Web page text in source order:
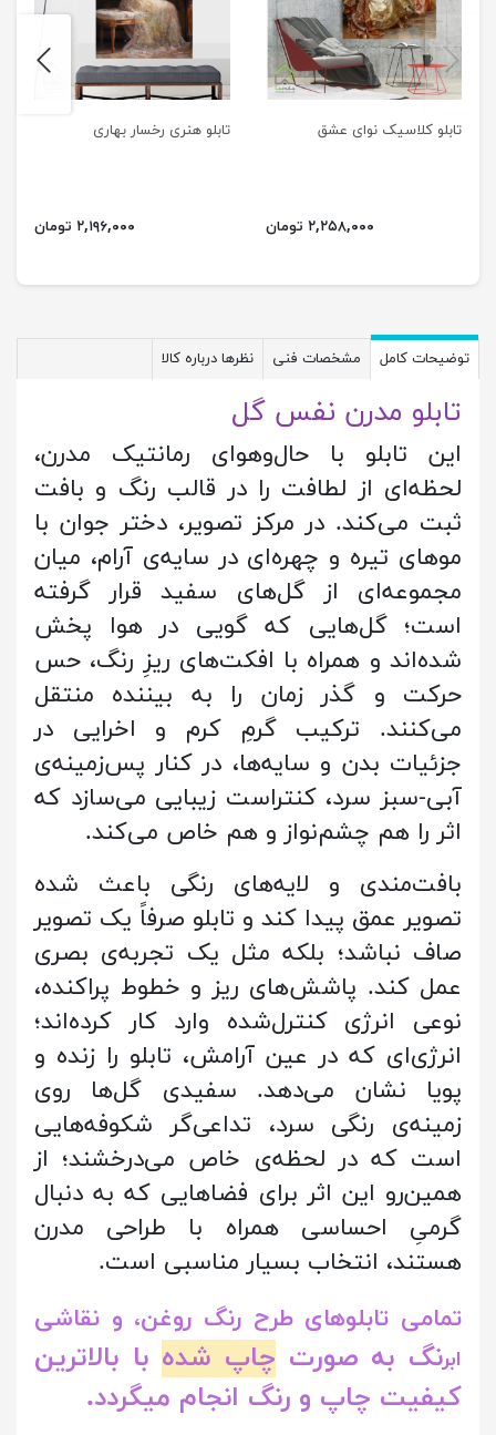
تابلو کلاسیک نوای عشق
۲,۲۵۸,۰۰۰ تومان
تابلو هنری رخسار بهاری
۲,۱۹۶,۰۰۰ تومان
previus
توضیحات کامل مشخصات فنی نظرها درباره کالا
تابلو مدرن نفس گل
این تابلو با حال‌وهوای رمانتیک مدرن،
لحظه‌ای از لطافت را در قالب رنگ و بافت
ثبت می‌کند. در مرکز تصویر، دختر جوان با
موهای تیره و چهره‌ای در سایه‌ی آرام، میان
مجموعه‌ای از گل‌های سفید قرار گرفته
است؛ گل‌هایی که گویی در هوا پخش
شده‌اند و همراه با افکت‌های ریزِ رنگ، حس
حرکت و گذر زمان را به بیننده منتقل
می‌کنند. ترکیب گرمِ کرم و اخرایی در
جزئیات بدن و سایه‌ها، در کنار پس‌زمینه‌ی
آبی-سبز سرد، کنتراست زیبایی می‌سازد که
اثر را هم چشم‌نواز و هم خاص می‌کند.
بافت‌مندی و لایه‌های رنگی باعث شده
تصویر عمق پیدا کند و تابلو صرفاً یک تصویر
صاف نباشد؛ بلکه مثل یک تجربه‌ی بصری
عمل کند. پاشش‌های ریز و خطوط پراکنده،
نوعی انرژی کنترل‌شده وارد کار کرده‌اند؛
انرژی‌ای که در عین آرامش، تابلو را زنده و
پویا نشان می‌دهد. سفیدی گل‌ها روی
زمینه‌ی رنگی سرد، تداعی‌گر شکوفه‌هایی
است که در لحظه‌ی خاص می‌درخشند؛ از
همین‌رو این اثر برای فضاهایی که به دنبال
گرمیِ احساسی همراه با طراحی مدرن
هستند، انتخاب بسیار مناسبی است.
تمامی تابلوهای طرح رنگ روغن، و نقاشی
ابرنگ به صورت چاپ شده با بالاترین
کیفیت چاپ و رنگ انجام میگردد.